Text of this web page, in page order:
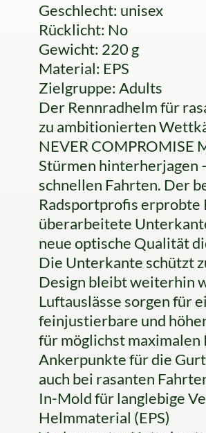
Geschlecht: unisex
Rücklicht: No
Gewicht: 220 g
Material: EPS
Zielgruppe: Adults
Der Rennradhelm für
zu ambitionierten
NEVER COMPROMISE
Stürmen hinterherjagen
schnellen Fahrten. Der
Radsportprofis erprobte
überarbeitete
neue optische Qualität
Die Unterkante schützt
Design bleibt weiterhin
Luftauslässe sorgen für
feinjustierbare und
für möglichst
Ankerpunkte für die
auch bei rasanten
In-Mold für langlebige
Helmmaterial (EPS)